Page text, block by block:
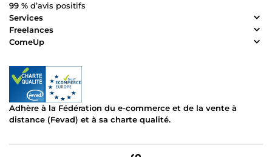
99 % d’avis positifs
Services
Freelances
ComeUp
Adhère à la Fédération du e-commerce et de la vente à
distance (Fevad) et à sa charte qualité.